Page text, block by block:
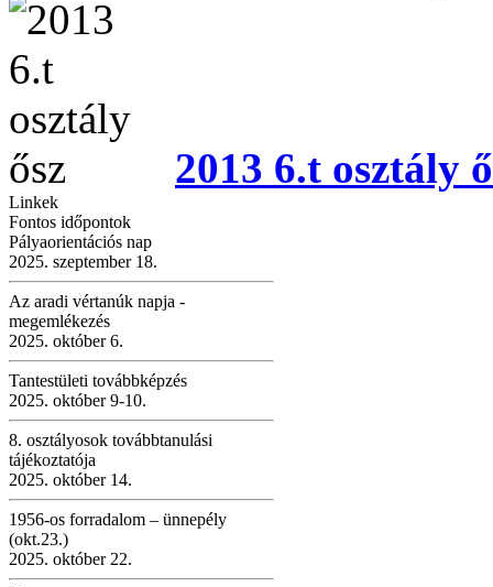
2013 6.t osztály
Linkek
Fontos időpontok
Pályaorientációs nap
2025. szeptember 18.
Az aradi vértanúk napja -
megemlékezés
2025. október 6.
Tantestületi továbbképzés
2025. október 9-10.
8. osztályosok továbbtanulási
tájékoztatója
2025. október 14.
1956-os forradalom – ünnepély
(okt.23.)
2025. október 22.